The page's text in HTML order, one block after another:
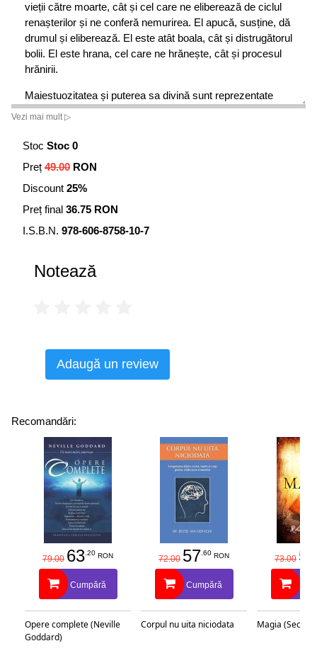
vieții către moarte, cât și cel care ne eliberează de ciclul
renașterilor și ne conferă nemurirea. El apucă, susține, dă
drumul și eliberează. El este atât boala, cât și distrugătorul
bolii. El este hrana, cel care ne hrănește, cât și procesul
hrănirii.
Maiestuozitatea și puterea sa divină sunt reprezentate
prin descrieri simbolice și totodată extrem de realistice,
distantă și rece în fortăreața sa retrasă din munții
un simbol viu și vibrant al Absolutului.
Vezi mai mult ▷
Stoc Stoc 0
Preț 49.00 RON
Discount 25%
Preț final 36.75 RON
I.S.B.N. 978-606-8758-10-7
Notează
Adaugă un review
Recomandări:
79.00 63.20 RON
Cumpără
Opere complete (Neville
Goddard)
72.00 57.60 RON
Cumpără
Corpul nu uita niciodata
73.00 58
Magia